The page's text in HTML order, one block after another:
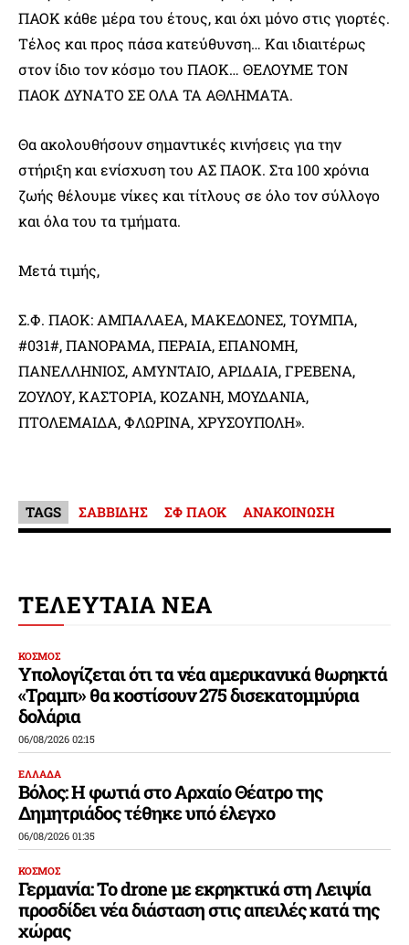
ΠΑΟΚ κάθε μέρα του έτους, και όχι μόνο στις γιορτές.
Τέλος και προς πάσα κατεύθυνση… Και ιδιαιτέρως
στον ίδιο τον κόσμο του ΠΑΟΚ… ΘΕΛΟΥΜΕ ΤΟΝ
ΠΑΟΚ ΔΥΝΑΤΟ ΣΕ ΟΛΑ ΤΑ ΑΘΛΗΜΑΤΑ.
Θα ακολουθήσουν σημαντικές κινήσεις για την
στήριξη και ενίσχυση του ΑΣ ΠΑΟΚ. Στα 100 χρόνια
ζωής θέλουμε νίκες και τίτλους σε όλο τον σύλλογο
και όλα του τα τμήματα.
Μετά τιμής,
Σ.Φ. ΠΑΟΚ: ΑΜΠΑΛΑΕΑ, ΜΑΚΕΔΟΝΕΣ, ΤΟΥΜΠΑ,
#031#, ΠΑΝΟΡΑΜΑ, ΠΕΡΑΙΑ, ΕΠΑΝΟΜΗ,
ΠΑΝΕΛΛΗΝΙΟΣ, ΑΜΥΝΤΑΙΟ, ΑΡΙΔΑΙΑ, ΓΡΕΒΕΝΑ,
ΖΟΥΛΟΥ, ΚΑΣΤΟΡΙΑ, ΚΟΖΑΝΗ, ΜΟΥΔΑΝΙΑ,
ΠΤΟΛΕΜΑΙΔΑ, ΦΛΩΡΙΝΑ, ΧΡΥΣΟΥΠΟΛΗ».
TAGS ΣΑΒΒΙΔΗΣ ΣΦ ΠΑΟΚ ΑΝΑΚΟΙΝΩΣΗ
ΤΕΛΕΥΤΑΙΑ ΝΕΑ
ΚΟΣΜΟΣ
Υπολογίζεται ότι τα νέα αμερικανικά θωρηκτά
«Τραμπ» θα κοστίσουν 275 δισεκατομμύρια
δολάρια
06/08/2026 02:15
ΕΛΛΑΔΑ
Βόλος: Η φωτιά στο Αρχαίο Θέατρο της
Δημητριάδος τέθηκε υπό έλεγχο
06/08/2026 01:35
ΚΟΣΜΟΣ
Γερμανία: Το drone με εκρηκτικά στη Λειψία
προσδίδει νέα διάσταση στις απειλές κατά της
χώρας